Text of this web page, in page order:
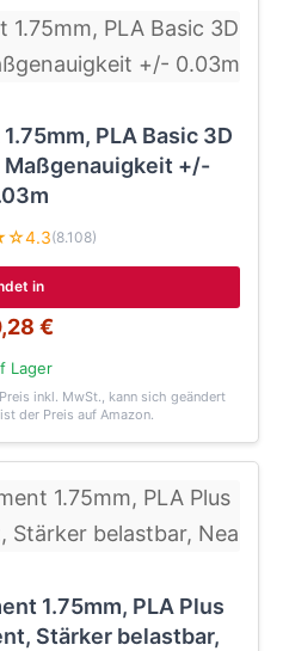
PLA Basic 3D
Maßgenauigkeit +/-
4.3(8.108)
in
€
Lager
inkl. MwSt., kann sich geändert
der Preis auf Amazon.
1.75mm, PLA Plus
Stärker belastbar,